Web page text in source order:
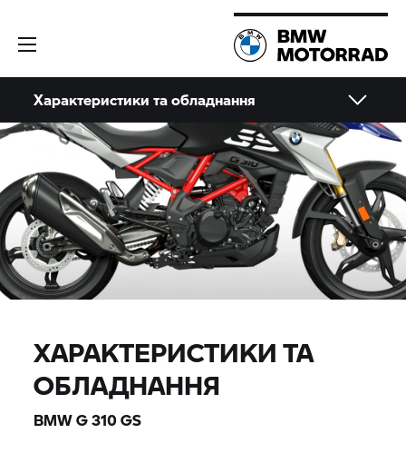
Характеристики та обладнання
ХАРАКТЕРИСТИКИ ТА
ОБЛАДНАННЯ
BMWG 310 GS